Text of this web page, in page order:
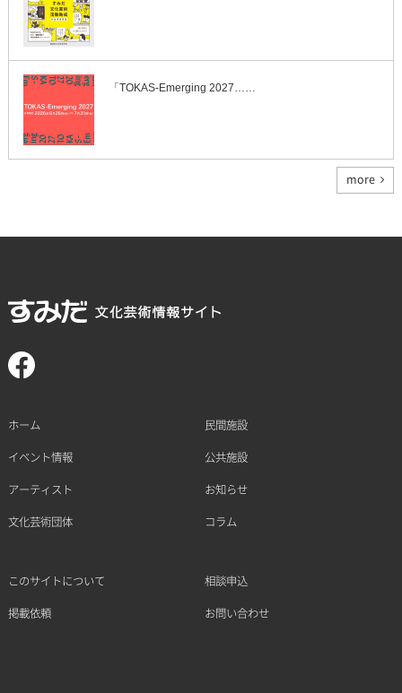
「TOKAS-Emerging 2027……
more
ホーム
イベント情報
アーティスト
文化芸術団体
民間施設
公共施設
お知らせ
コラム
このサイトについて
掲載依頼
相談申込
お問い合わせ